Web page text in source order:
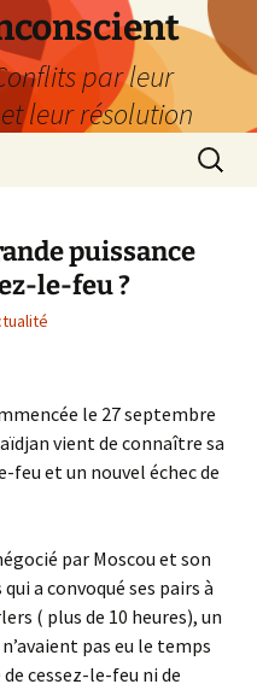
par leur
leur résolution
puissance
le-feu ?
le 27 septembre
vient de connaître sa
et un nouvel échec de
par Moscou et son
a convoqué ses pairs à
( plus de 10 heures), un
pas eu le temps
cessez-le-feu ni de